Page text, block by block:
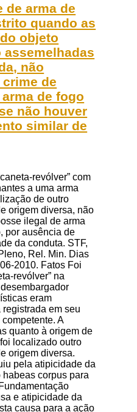
de arma de
quando as
objeto
assemelhadas
não
de
de fogo
não houver
similar de
revólver” com
a uma arma
de outro
origem diversa, não
ilegal de arma
por ausência de
da conduta. STF,
Rel. Min. Dias
2010. Fatos Foi
revólver” na
eram
em seu
A
quanto à origem de
localizado outro
origem diversa.
pela atipicidade da
corpus para
e atipicidade da
causa para a ação